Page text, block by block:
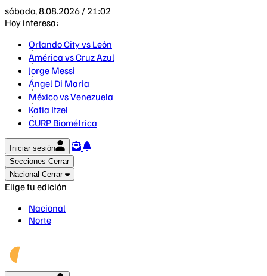
sábado, 8.08.2026 / 21:02
Hoy interesa:
Orlando City vs León
América vs Cruz Azul
Jorge Messi
Ángel Di Maria
México vs Venezuela
Katia Itzel
CURP Biométrica
Iniciar sesión
Secciones Cerrar
Nacional Cerrar
Elige tu edición
Nacional
Norte